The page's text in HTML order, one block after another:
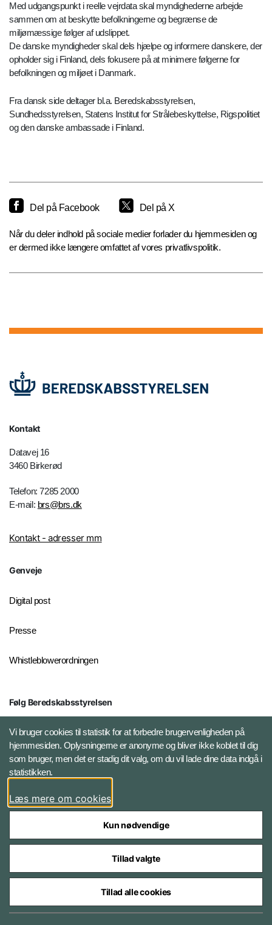
Med udgangspunkt i reelle vejrdata skal myndighederne arbejde
sammen om at beskytte befolkningerne og begrænse de
miljømæssige følger af udslippet.
De danske myndigheder skal dels hjælpe og informere danskere, der
opholder sig i Finland, dels fokusere på at minimere følgerne for
befolkningen og miljøet i Danmark.
Fra dansk side deltager bl.a. Beredskabsstyrelsen,
Sundhedsstyrelsen, Statens Institut for Strålebeskyttelse, Rigspolitiet
og den danske ambassade i Finland.
Del på Facebook Del på X
Når du deler indhold på sociale medier forlader du hjemmesiden og
er dermed ikke længere omfattet af vores privatlivspolitik.
Kontakt
Datavej 16
3460 Birkerød
Telefon: 7285 2000
E-mail: brs@brs.dk
Kontakt - adresser mm
Genveje
Digital post
Presse
Whistleblowerordningen
Følg Beredskabsstyrelsen
X BRSdk
LinkedIn BRS-profil
Vi bruger cookies til statistik for at forbedre brugervenligheden på
hjemmesiden. Oplysningerne er anonyme og bliver ikke koblet til dig
som bruger, men det er stadig dit valg, om du vil lade dine data indgå i
statistikken.
Læs mere om cookies
Kun nødvendige
Tillad valgte
Tillad alle cookies